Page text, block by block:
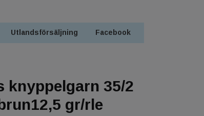
Utlandsförsäljning Facebook
knyppelgarn 35/2
gr/rle